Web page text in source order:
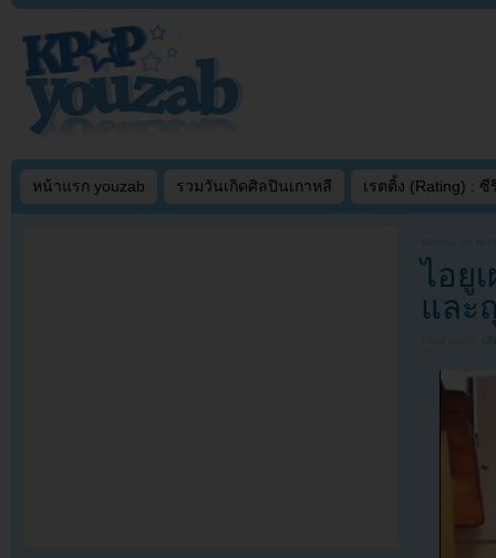
หน้าแรก youzab รวมวันเกิดศิลปินเกาหลี เรตติ้ง (Rating) : ซี
ไอยู
และ